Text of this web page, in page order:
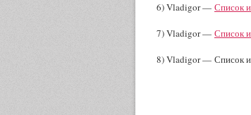
6) Vladigor — Список
7) Vladigor — Список
8) Vladigor — Список